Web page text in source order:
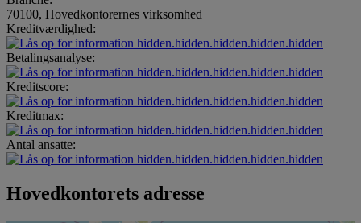
70100, Hovedkontorernes virksomhed
Kreditværdighed:
hidden.hidden.hidden.hidden.hidden
Betalingsanalyse:
hidden.hidden.hidden.hidden.hidden
Kreditscore:
hidden.hidden.hidden.hidden.hidden
Kreditmax:
hidden.hidden.hidden.hidden.hidden
Antal ansatte:
hidden.hidden.hidden.hidden.hidden
Hovedkontorets adresse